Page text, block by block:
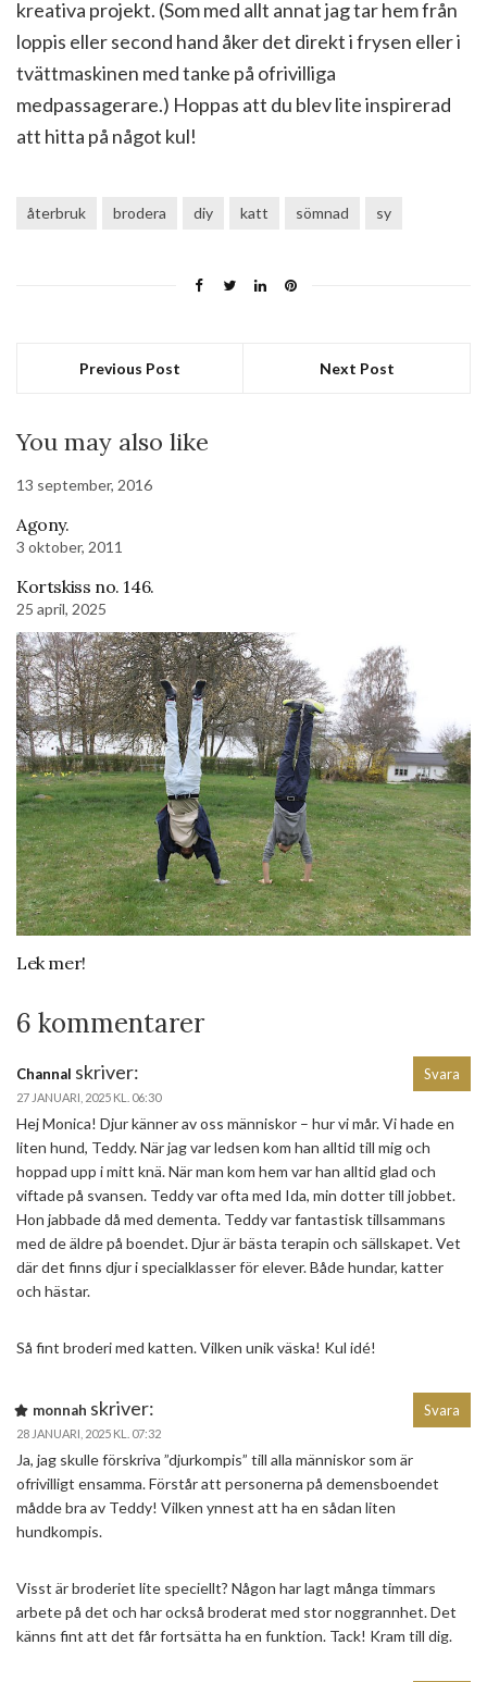
kreativa projekt. (Som med allt annat jag tar hem från
loppis eller second hand åker det direkt i frysen eller i
tvättmaskinen med tanke på ofrivilliga
medpassagerare.) Hoppas att du blev lite inspirerad
att hitta på något kul!
återbruk brodera diy katt sömnad sy
Previous Post Next Post
You may also like
13 september, 2016
Agony.
3 oktober, 2011
Kortskiss no. 146.
25 april, 2025
Lek mer!
6 kommentarer
Channal skriver:
27 JANUARI, 2025 KL. 06:30
Hej Monica! Djur känner av oss människor – hur vi mår. Vi hade en
liten hund, Teddy. När jag var ledsen kom han alltid till mig och
hoppad upp i mitt knä. När man kom hem var han alltid glad och
viftade på svansen. Teddy var ofta med Ida, min dotter till jobbet.
Hon jabbade då med dementa. Teddy var fantastisk tillsammans
med de äldre på boendet. Djur är bästa terapin och sällskapet. Vet
där det finns djur i specialklasser för elever. Både hundar, katter
och hästar.
Så fint broderi med katten. Vilken unik väska! Kul idé!
Svara
monnah skriver:
28 JANUARI, 2025 KL. 07:32
Ja, jag skulle förskriva ”djurkompis” till alla människor som är
ofrivilligt ensamma. Förstår att personerna på demensboendet
mådde bra av Teddy! Vilken ynnest att ha en sådan liten
hundkompis.
Visst är broderiet lite speciellt? Någon har lagt många timmars
arbete på det och har också broderat med stor noggrannhet. Det
känns fint att det får fortsätta ha en funktion. Tack! Kram till dig.
Svara